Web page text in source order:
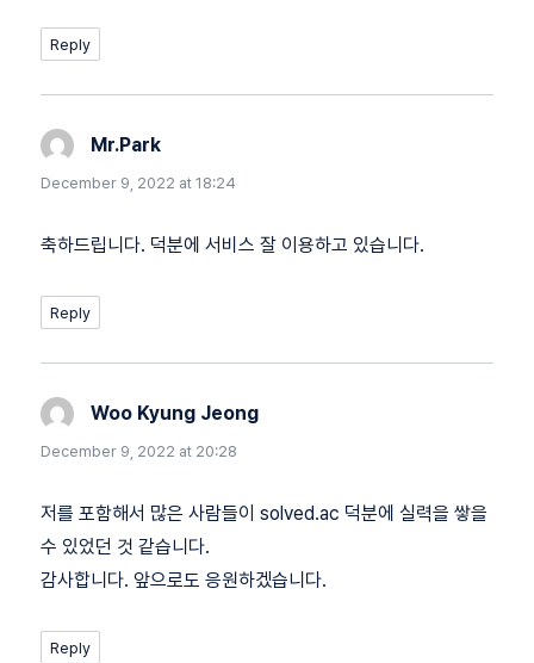
Reply
Mr.Park
December 9, 2022 at 18:24
축하드립니다. 덕분에 서비스 잘 이용하고 있습니다.
Reply
Woo Kyung Jeong
December 9, 2022 at 20:28
저를 포함해서 많은 사람들이 solved.ac 덕분에 실력을 쌓을
수 있었던 것 같습니다.
감사합니다. 앞으로도 응원하겠습니다.
Reply